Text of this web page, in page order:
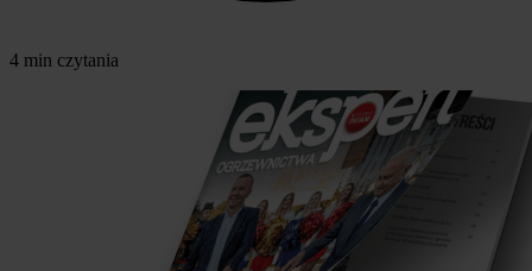
4 min czytania